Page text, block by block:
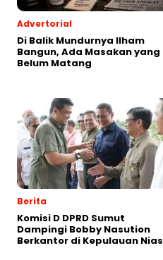
Advertorial
Di Balik Mundurnya Ilham
Bangun, Ada Masakan yang
Belum Matang
Berita
Komisi D DPRD Sumut
Dampingi Bobby Nasution
Berkantor di Kepulauan Nias